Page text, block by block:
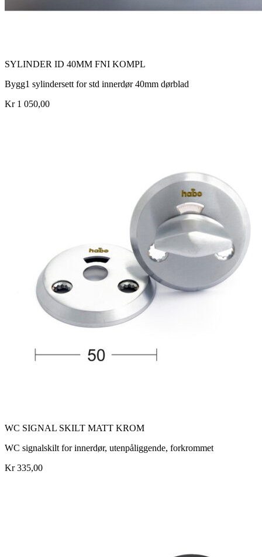
SYLINDER ID 40MM FNI KOMPL
Bygg1 sylindersett for std innerdør 40mm dørblad
Kr 1 050,00
WC SIGNAL SKILT MATT KROM
WC signalskilt for innerdør, utenpåliggende, forkrommet
Kr 335,00